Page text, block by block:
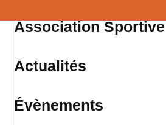
Association Sportive
Actualités
Évènements